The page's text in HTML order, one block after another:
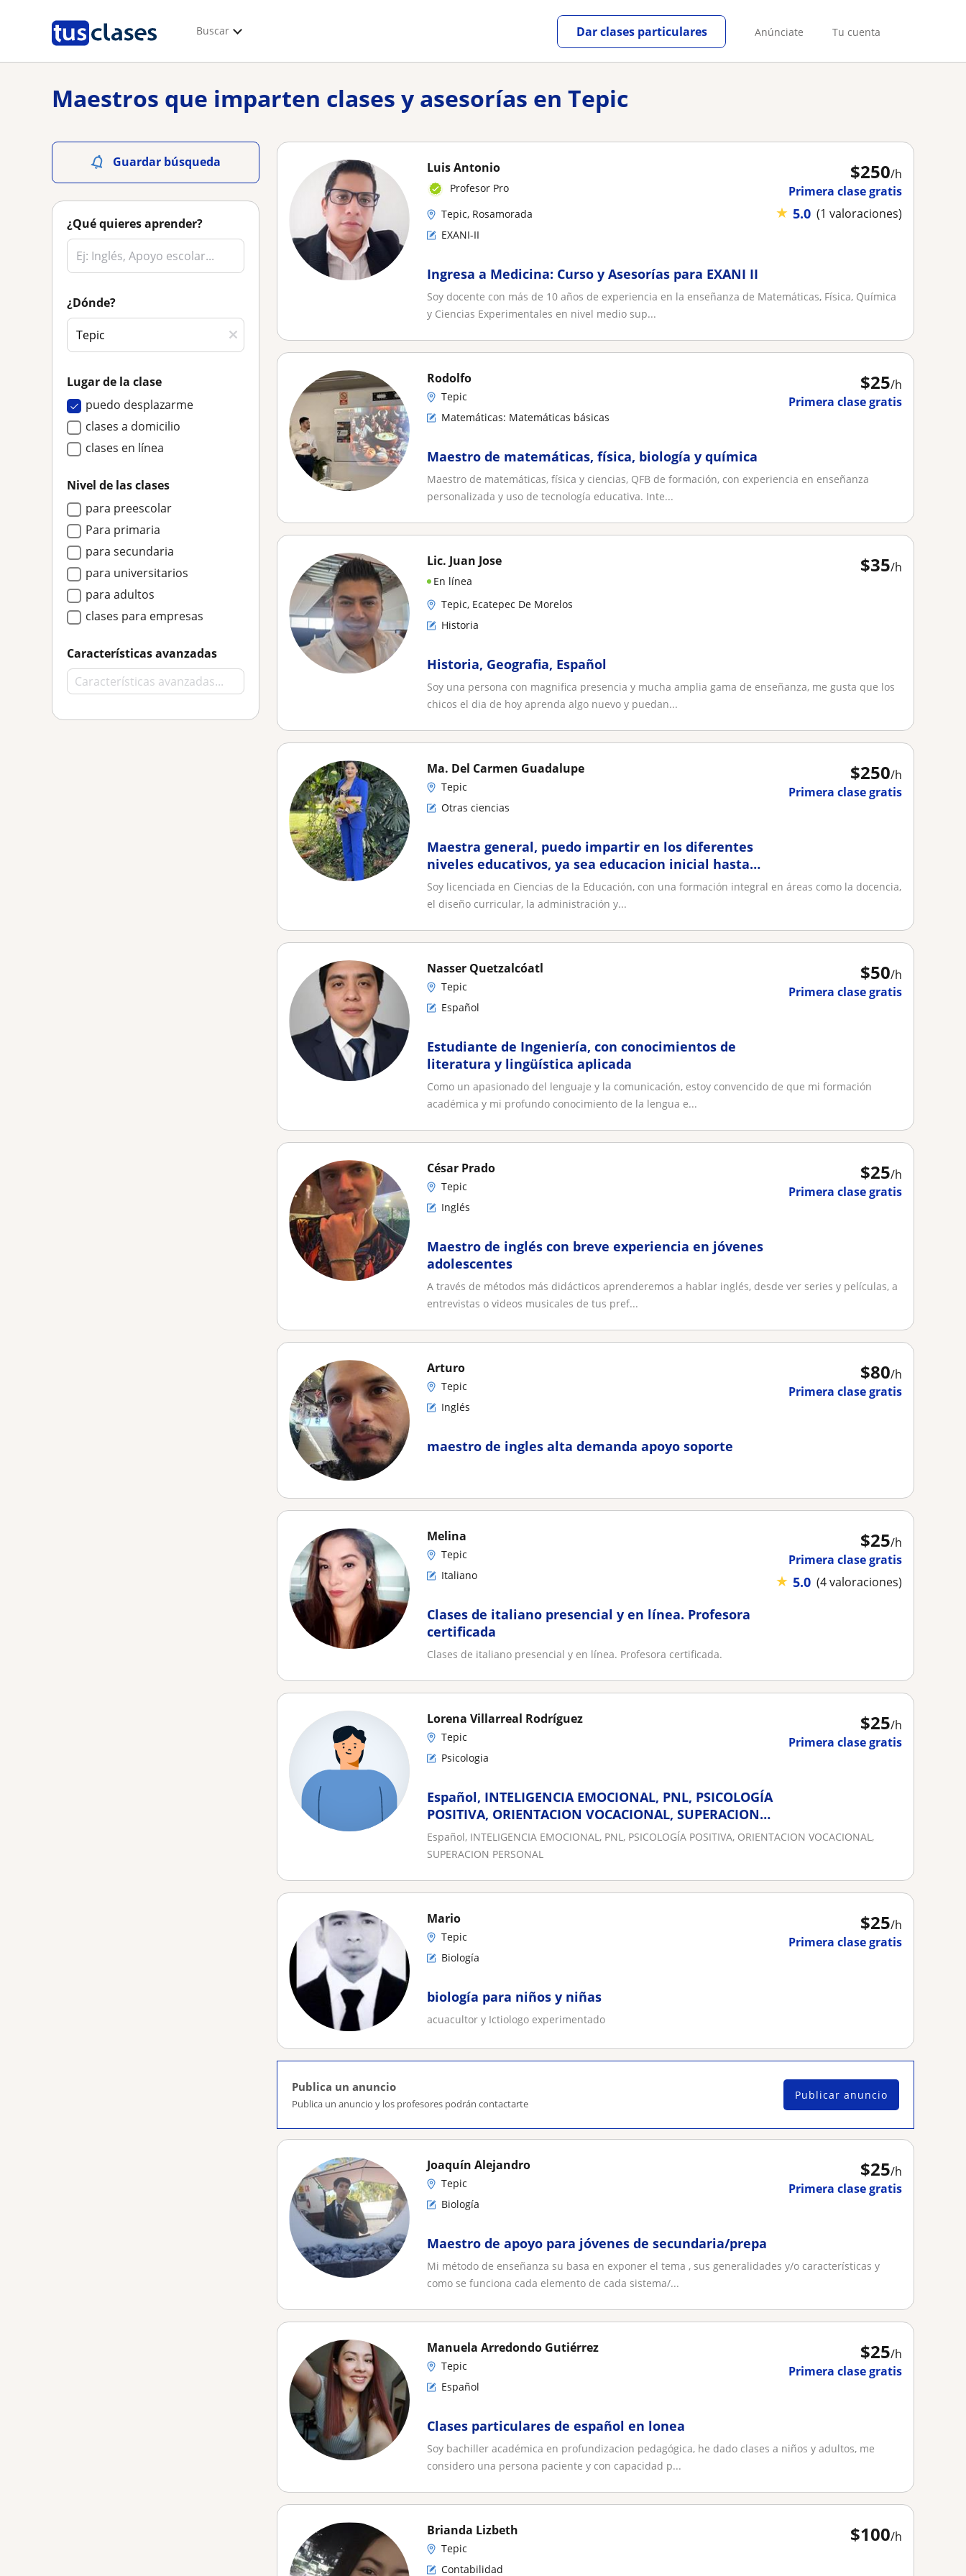
Buscar Anúnciate Tu cuenta
Dar clases particulares
Maestros que imparten clases y asesorías en Tepic
Guardar búsqueda
¿Qué quieres aprender?
¿Dónde?
Lugar de la clase
puedo desplazarme
clases a domicilio
clases en línea
Nivel de las clases
para preescolar
Para primaria
para secundaria
para universitarios
para adultos
clases para empresas
Características avanzadas
$250/h
Primera clase gratis
★ 5.0 (1 valoraciones)
Luis Antonio
Profesor Pro
Tepic, Rosamorada
EXANI-II
Ingresa a Medicina: Curso y Asesorías para EXANI II
Soy docente con más de 10 años de experiencia en la enseñanza de Matemáticas, Física, Química
y Ciencias Experimentales en nivel medio sup...
$25/h
Primera clase gratis
Rodolfo
Tepic
Matemáticas: Matemáticas básicas
Maestro de matemáticas, física, biología y química
Maestro de matemáticas, física y ciencias, QFB de formación, con experiencia en enseñanza
personalizada y uso de tecnología educativa. Inte...
$35/h
Lic. Juan Jose
En línea
Tepic, Ecatepec De Morelos
Historia
Historia, Geografia, Español
Soy una persona con magnifica presencia y mucha amplia gama de enseñanza, me gusta que los
chicos el dia de hoy aprenda algo nuevo y puedan...
$250/h
Primera clase gratis
Ma. Del Carmen Guadalupe
Tepic
Otras ciencias
Maestra general, puedo impartir en los diferentes
niveles educativos, ya sea educacion inicial hasta
educacion superior
Soy licenciada en Ciencias de la Educación, con una formación integral en áreas como la docencia,
el diseño curricular, la administración y...
$50/h
Primera clase gratis
Nasser Quetzalcóatl
Tepic
Español
Estudiante de Ingeniería, con conocimientos de
literatura y lingüística aplicada
Como un apasionado del lenguaje y la comunicación, estoy convencido de que mi formación
académica y mi profundo conocimiento de la lengua e...
$25/h
Primera clase gratis
César Prado
Tepic
Inglés
Maestro de inglés con breve experiencia en jóvenes
adolescentes
A través de métodos más didácticos aprenderemos a hablar inglés, desde ver series y películas, a
entrevistas o videos musicales de tus pref...
$80/h
Primera clase gratis
Arturo
Tepic
Inglés
maestro de ingles alta demanda apoyo soporte
$25/h
Primera clase gratis
★ 5.0 (4 valoraciones)
Melina
Tepic
Italiano
Clases de italiano presencial y en línea. Profesora
certificada
Clases de italiano presencial y en línea. Profesora certificada.
$25/h
Primera clase gratis
Lorena Villarreal Rodríguez
Tepic
Psicologia
Español, INTELIGENCIA EMOCIONAL, PNL, PSICOLOGÍA
POSITIVA, ORIENTACION VOCACIONAL, SUPERACION
PERSONAL
Español, INTELIGENCIA EMOCIONAL, PNL, PSICOLOGÍA POSITIVA, ORIENTACION VOCACIONAL,
SUPERACION PERSONAL
$25/h
Primera clase gratis
Mario
Tepic
Biología
biología para niños y niñas
acuacultor y Ictiologo experimentado
Publica un anuncio
Publica un anuncio y los profesores podrán contactarte
Publicar anuncio
$25/h
Primera clase gratis
Joaquín Alejandro
Tepic
Biología
Maestro de apoyo para jóvenes de secundaria/prepa
Mi método de enseñanza su basa en exponer el tema , sus generalidades y/o características y
como se funciona cada elemento de cada sistema/...
$25/h
Primera clase gratis
Manuela Arredondo Gutiérrez
Tepic
Español
Clases particulares de español en lonea
Soy bachiller académica en profundizacion pedagógica, he dado clases a niños y adultos, me
considero una persona paciente y con capacidad p...
$100/h
Brianda Lizbeth
Tepic
Contabilidad